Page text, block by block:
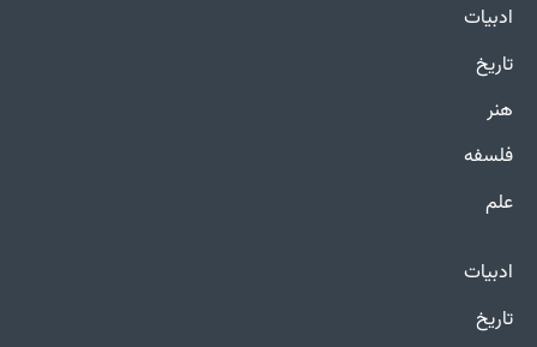
ادبیات
تاریخ
هنر
فلسفه
علم
ادبیات
تاریخ